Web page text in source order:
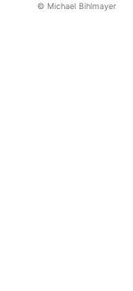
© Michael Bihlmayer